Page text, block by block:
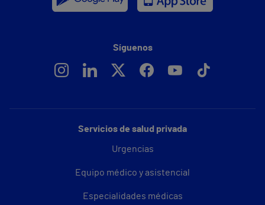
Servicios de salud privada
Urgencias
Equipo médico y asistencial
Especialidades médicas
Síguenos